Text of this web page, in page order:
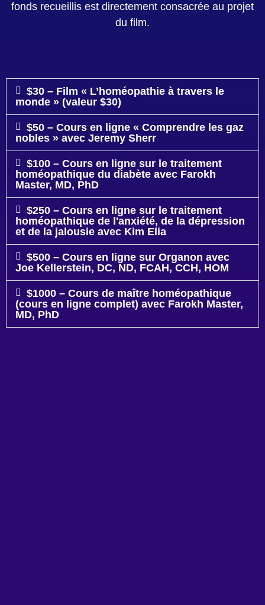
fonds recueillis est directement consacrée au projet
du film.
$30 – Film « L’homéopathie à travers le
monde » (valeur $30)
$50 – Cours en ligne « Comprendre les gaz
nobles » avec Jeremy Sherr
$100 – Cours en ligne sur le traitement
homéopathique du diabète avec Farokh
Master, MD, PhD
$250 – Cours en ligne sur le traitement
homéopathique de l'anxiété, de la dépression
et de la jalousie avec Kim Elia
$500 – Cours en ligne sur Organon avec
Joe Kellerstein, DC, ND, FCAH, CCH, HOM
$1000 – Cours de maître homéopathique
(cours en ligne complet) avec Farokh Master,
MD, PhD